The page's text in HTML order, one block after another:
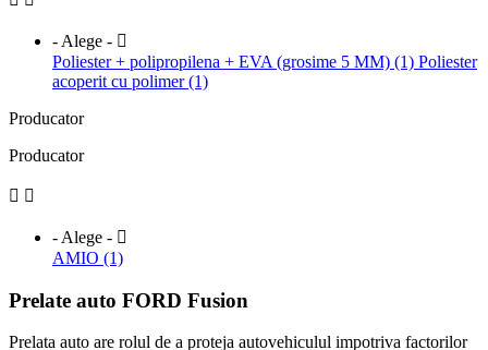
- Alege - 
Poliester + polipropilena + EVA (grosime 5 MM) (1) Poliester
acoperit cu polimer (1)
Producator
Producator
 
- Alege - 
AMIO (1)
Prelate auto FORD Fusion
Prelata auto are rolul de a proteja autovehiculul impotriva factorilor